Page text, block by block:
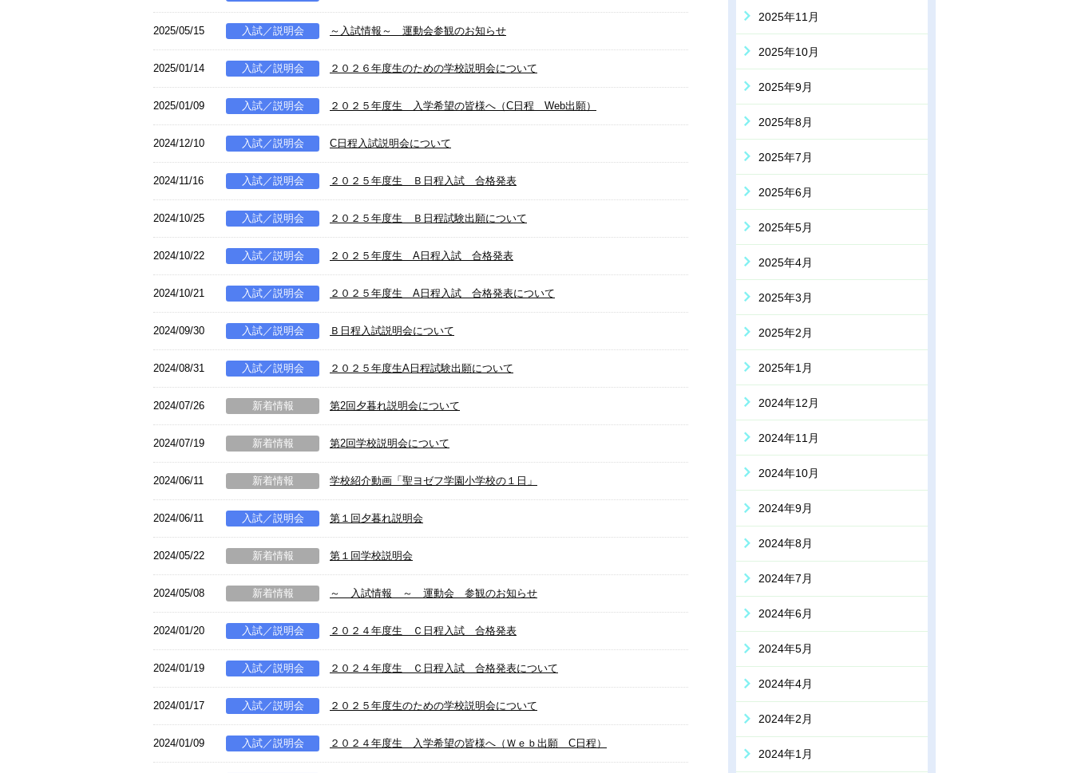
2025/05/15 入試／説明会 ～入試情報～ 運動会参観のお知らせ
2025/01/14 入試／説明会 ２０２６年度生のための学校説明会について
2025/01/09 入試／説明会 ２０２５年度生 入学希望の皆様へ（C日程 Web出願）
2024/12/10 入試／説明会 C日程入試説明会について
2024/11/16 入試／説明会 ２０２５年度生 Ｂ日程入試 合格発表
2024/10/25 入試／説明会 ２０２５年度生 Ｂ日程試験出願について
2024/10/22 入試／説明会 ２０２５年度生 A日程入試 合格発表
2024/10/21 入試／説明会 ２０２５年度生 A日程入試 合格発表について
2024/09/30 入試／説明会 Ｂ日程入試説明会について
2024/08/31 入試／説明会 ２０２５年度生A日程試験出願について
2024/07/26 新着情報 第2回夕暮れ説明会について
2024/07/19 新着情報 第2回学校説明会について
2024/06/11 新着情報 学校紹介動画「聖ヨゼフ学園小学校の１日」
2024/06/11 入試／説明会 第１回夕暮れ説明会
2024/05/22 新着情報 第１回学校説明会
2024/05/08 新着情報 ～ 入試情報 ～ 運動会 参観のお知らせ
2024/01/20 入試／説明会 ２０２４年度生 Ｃ日程入試 合格発表
2024/01/19 入試／説明会 ２０２４年度生 Ｃ日程入試 合格発表について
2024/01/17 入試／説明会 ２０２５年度生のための学校説明会について
2024/01/09 入試／説明会 ２０２４年度生 入学希望の皆様へ（Ｗｅｂ出願 C日程）
2025年11月
2025年10月
2025年9月
2025年8月
2025年7月
2025年6月
2025年5月
2025年4月
2025年3月
2025年2月
2025年1月
2024年12月
2024年11月
2024年10月
2024年9月
2024年8月
2024年7月
2024年6月
2024年5月
2024年4月
2024年2月
2024年1月